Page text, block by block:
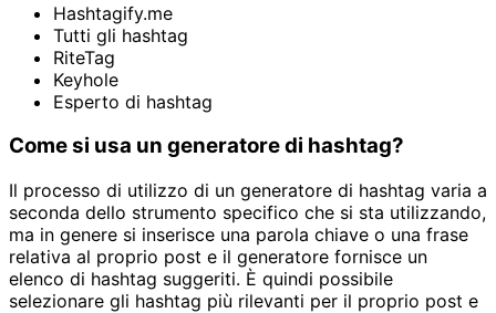
Hashtagify.me
Tutti gli hashtag
RiteTag
Keyhole
Esperto di hashtag
Come si usa un generatore di hashtag?
Il processo di utilizzo di un generatore di hashtag varia a
seconda dello strumento specifico che si sta utilizzando,
ma in genere si inserisce una parola chiave o una frase
relativa al proprio post e il generatore fornisce un
elenco di hashtag suggeriti. È quindi possibile
selezionare gli hashtag più rilevanti per il proprio post e